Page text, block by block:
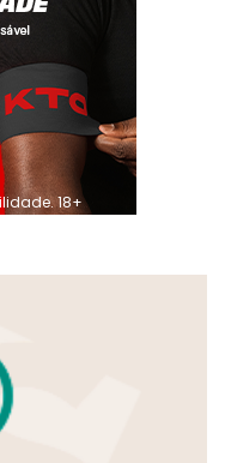
18+